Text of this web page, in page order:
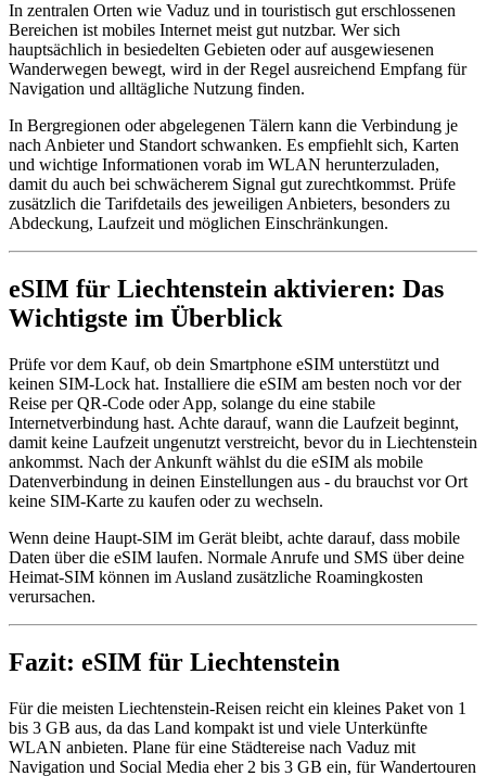
In zentralen Orten wie Vaduz und in touristisch gut erschlossenen
Bereichen ist mobiles Internet meist gut nutzbar. Wer sich
hauptsächlich in besiedelten Gebieten oder auf ausgewiesenen
Wanderwegen bewegt, wird in der Regel ausreichend Empfang für
Navigation und alltägliche Nutzung finden.
In Bergregionen oder abgelegenen Tälern kann die Verbindung je
nach Anbieter und Standort schwanken. Es empfiehlt sich, Karten
und wichtige Informationen vorab im WLAN herunterzuladen,
damit du auch bei schwächerem Signal gut zurechtkommst. Prüfe
zusätzlich die Tarifdetails des jeweiligen Anbieters, besonders zu
Abdeckung, Laufzeit und möglichen Einschränkungen.
eSIM für Liechtenstein aktivieren: Das
Wichtigste im Überblick
Prüfe vor dem Kauf, ob dein Smartphone eSIM unterstützt und
keinen SIM-Lock hat. Installiere die eSIM am besten noch vor der
Reise per QR-Code oder App, solange du eine stabile
Internetverbindung hast. Achte darauf, wann die Laufzeit beginnt,
damit keine Laufzeit ungenutzt verstreicht, bevor du in Liechtenstein
ankommst. Nach der Ankunft wählst du die eSIM als mobile
Datenverbindung in deinen Einstellungen aus - du brauchst vor Ort
keine SIM-Karte zu kaufen oder zu wechseln.
Wenn deine Haupt-SIM im Gerät bleibt, achte darauf, dass mobile
Daten über die eSIM laufen. Normale Anrufe und SMS über deine
Heimat-SIM können im Ausland zusätzliche Roamingkosten
verursachen.
Fazit: eSIM für Liechtenstein
Für die meisten Liechtenstein-Reisen reicht ein kleines Paket von 1
bis 3 GB aus, da das Land kompakt ist und viele Unterkünfte
WLAN anbieten. Plane für eine Städtereise nach Vaduz mit
Navigation und Social Media eher 2 bis 3 GB ein, für Wandertouren